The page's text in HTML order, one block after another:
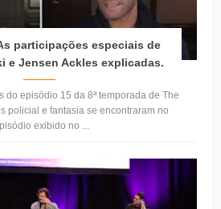
participações especiais de
e Jensen Ackles explicadas.
do episódio 15 da 8ª temporada de The
policial e fantasia se encontraram no
exibido no ...